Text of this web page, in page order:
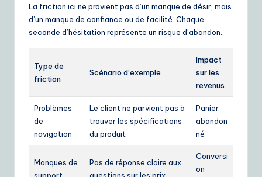
La friction ici ne provient pas d’un manque de désir, mais
d’un manque de confiance ou de facilité. Chaque
seconde d’hésitation représente un risque d’abandon.
Type de
friction
Scénario d’exemple
Impact
sur les
revenus
Problèmes
de
navigation
Le client ne parvient pas à
trouver les spécifications
du produit
Panier
abandon
né
Manques de
Pas de réponse claire aux
Conversi
on